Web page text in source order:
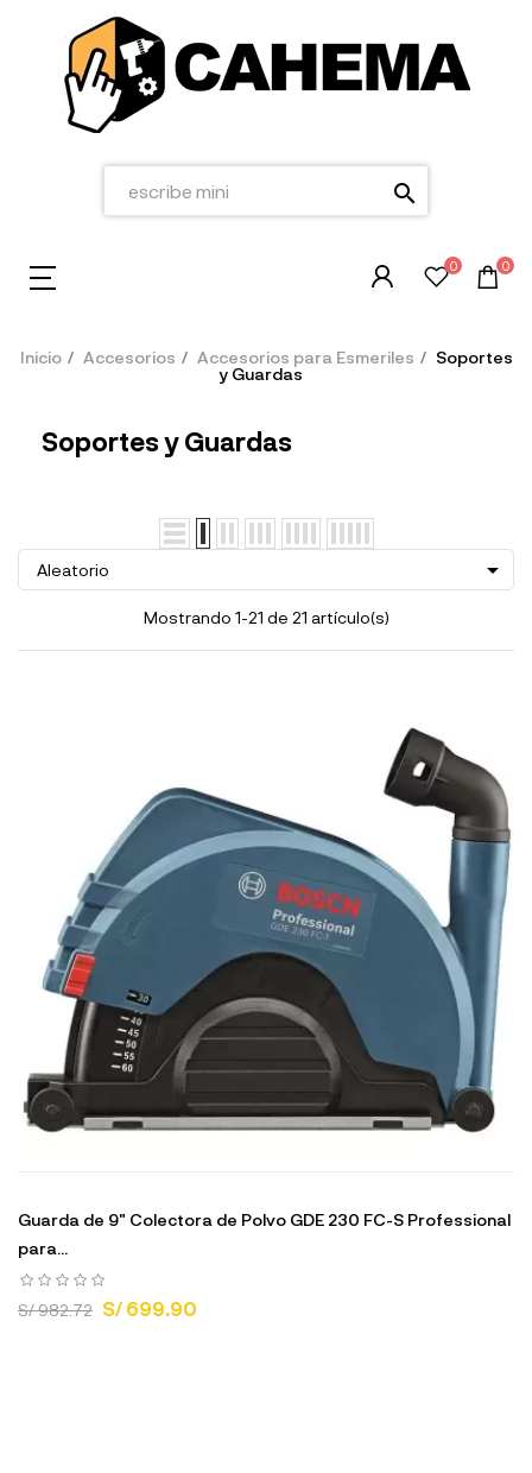
search
0 0
Inicio Accesorios Accesorios para Esmeriles
Soportes
y Guardas
Soportes y Guardas
Aleatorio 
Mostrando 1-21 de 21 artículo(s)
Guarda de 9" Colectora de Polvo GDE 230 FC-S Professional
para...
S/ 982.72 S/ 699.90